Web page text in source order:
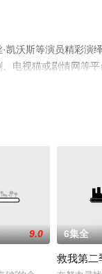
凯沃斯等演员精彩演
电视猫或剧情网等平
9.0 6集全
救我第二